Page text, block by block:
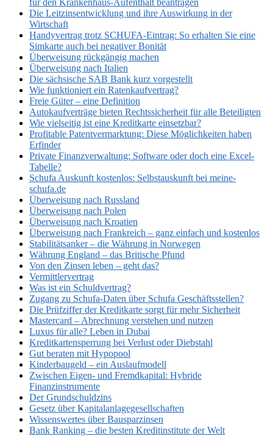
Die Leitzinsentwicklung und ihre Auswirkung in der
Wirtschaft
Handyvertrag trotz SCHUFA-Eintrag: So erhalten Sie eine
Simkarte auch bei negativer Bonität
Überweisung rückgängig machen
Überweisung nach Italien
Die sächsische SAB Bank kurz vorgestellt
Wie funktioniert ein Ratenkaufvertrag?
Freie Güter – eine Definition
Autokaufverträge bieten Rechtssicherheit für alle Beteiligten
Wie vielseitig ist eine Kreditkarte einsetzbar?
Profitable Patentvermarktung: Diese Möglichkeiten haben
Erfinder
Private Finanzverwaltung: Software oder doch eine Excel-
Tabelle?
Schufa Auskunft kostenlos: Selbstauskunft bei meine-
schufa.de
Überweisung nach Russland
Überweisung nach Polen
Überweisung nach Kroatien
Überweisung nach Frankreich – ganz einfach und kostenlos
Stabilitätsanker – die Währung in Norwegen
Währung England – das Britische Pfund
Von den Zinsen leben – geht das?
Vermittlervertrag
Was ist ein Schuldvertrag?
Zugang zu Schufa-Daten über Schufa Geschäftsstellen?
Die Prüfziffer der Kreditkarte sorgt für mehr Sicherheit
Mastercard – Abrechnung verstehen und nutzen
Luxus für alle? Leben in Dubai
Kreditkartensperrung bei Verlust oder Diebstahl
Gut beraten mit Hypopool
Kinderbaugeld – ein Auslaufmodell
Zwischen Eigen- und Fremdkapital: Hybride
Finanzinstrumente
Der Grundschuldzins
Gesetz über Kapitalanlagegesellschaften
Wissenswertes über Bausparzinsen
Bank Ranking – die besten Kreditinstitute der Welt